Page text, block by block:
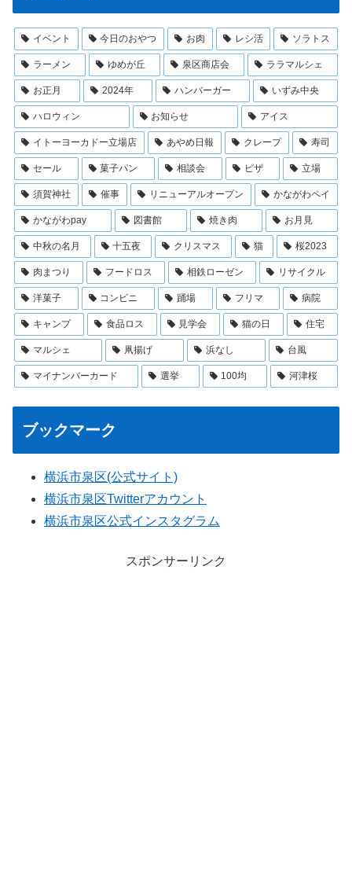
イベント 今日のおやつ お肉 レシ活 ソラトス
ラーメン ゆめが丘 泉区商店会 ララマルシェ
お正月 2024年 ハンバーガー いずみ中央
ハロウィン お知らせ アイス
イトーヨーカドー立場店 あやめ日報 クレープ 寿司
セール 菓子パン 相談会 ピザ 立場
須賀神社 催事 リニューアルオープン かながわペイ
かながわpay 図書館 焼き肉 お月見
中秋の名月 十五夜 クリスマス 猫 桜2023
肉まつり フードロス 相鉄ローゼン リサイクル
洋菓子 コンビニ 踊場 フリマ 病院
キャンプ 食品ロス 見学会 猫の日 住宅
マルシェ 凧揚げ 浜なし 台風
マイナンバーカード 選挙 100均 河津桜
ブックマーク
横浜市泉区(公式サイト)
横浜市泉区Twitterアカウント
横浜市泉区公式インスタグラム
スポンサーリンク